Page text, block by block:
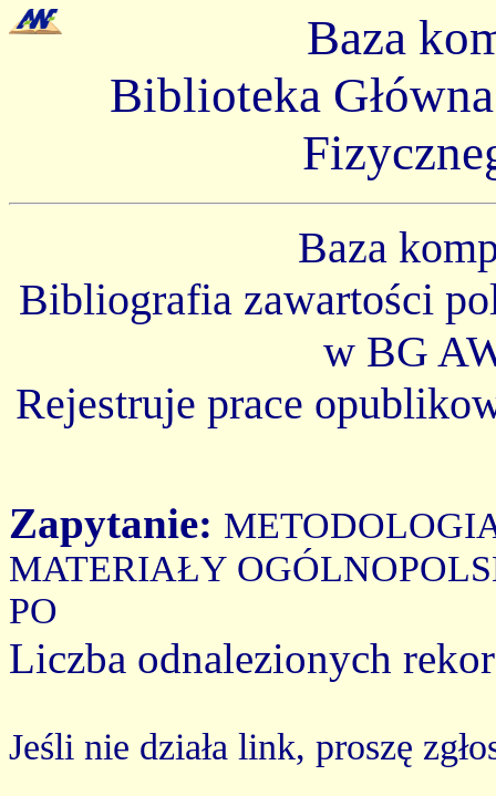
Baza
Biblioteka
Baza
Bibliografia zawartości
w BG
Rejestruje prace
Zapytanie:
MATERIAŁY
PO
Liczba odnalezionych
Jeśli nie działa link, proszę